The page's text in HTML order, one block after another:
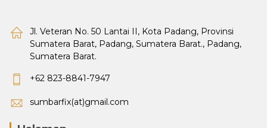
Jl. Veteran No. 50 Lantai II, Kota Padang, Provinsi
Sumatera Barat, Padang, Sumatera Barat., Padang,
Sumatera Barat.
+62 823-8841-7947
sumbarfix(at)gmail.com